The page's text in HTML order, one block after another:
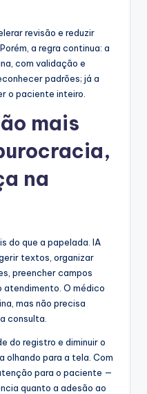
revisão e reduzir
a regra continua: a
com validação e
padrões; já a
o paciente inteiro.
mais
na
do que a papelada. IA
textos, organizar
preencher campos
atendimento. O médico
mas não precisa
consulta.
do registro e diminuir o
olhando para a tela. Com
para o paciente —
quanto a adesão ao